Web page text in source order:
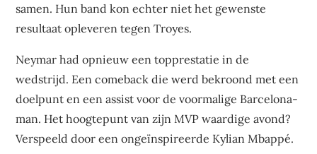
samen. Hun band kon echter niet het gewenste
resultaat opleveren tegen Troyes.
Neymar had opnieuw een topprestatie in de
wedstrijd. Een comeback die werd bekroond met een
doelpunt en een assist voor de voormalige Barcelona-
man. Het hoogtepunt van zijn MVP waardige avond?
Verspeeld door een ongeïnspireerde Kylian Mbappé.